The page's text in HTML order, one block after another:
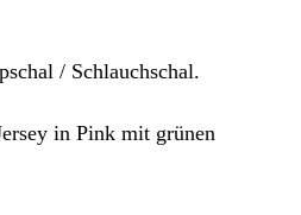
/ Schlauchschal.
in Pink mit grünen